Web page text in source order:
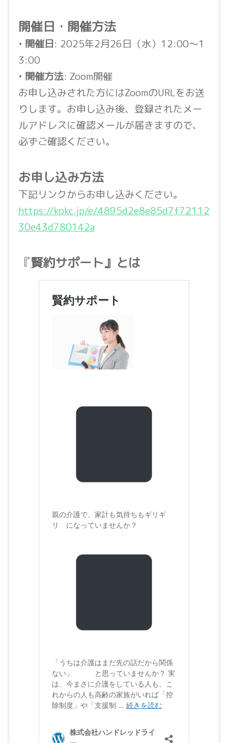
開催日・開催方法
• 開催日: 2025年2月26日（水）12:00〜1
3:00
• 開催方法: Zoom開催
お申し込みされた方にはZoomのURLをお送
りします。お申し込み後、登録されたメー
ルアドレスに確認メールが届きますので、
必ずご確認ください。
お申し込み方法
下記リンクからお申し込みください。
https://kokc.jp/e/4895d2e8e85d7f72112
30e43d780142a
『賢約サポート』とは